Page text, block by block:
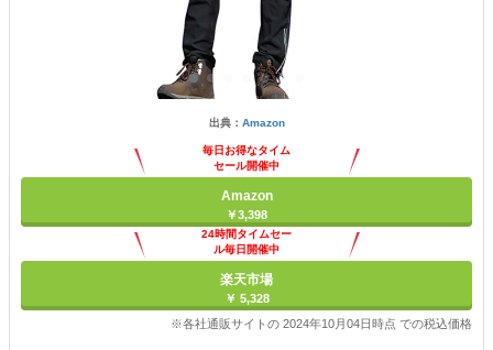
出典： Amazon
毎日お得なタイム
セール開催中
Amazon
￥3,398
24時間タイムセー
ル毎日開催中
楽天市場
￥ 5,328
※各社通販サイトの 2024年10月04日時点 での税込価格